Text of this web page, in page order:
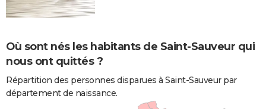
Où sont nés les habitants de Saint-Sauveur qui
nous ont quittés ?
Répartition des personnes disparues à Saint-Sauveur par
département de naissance.